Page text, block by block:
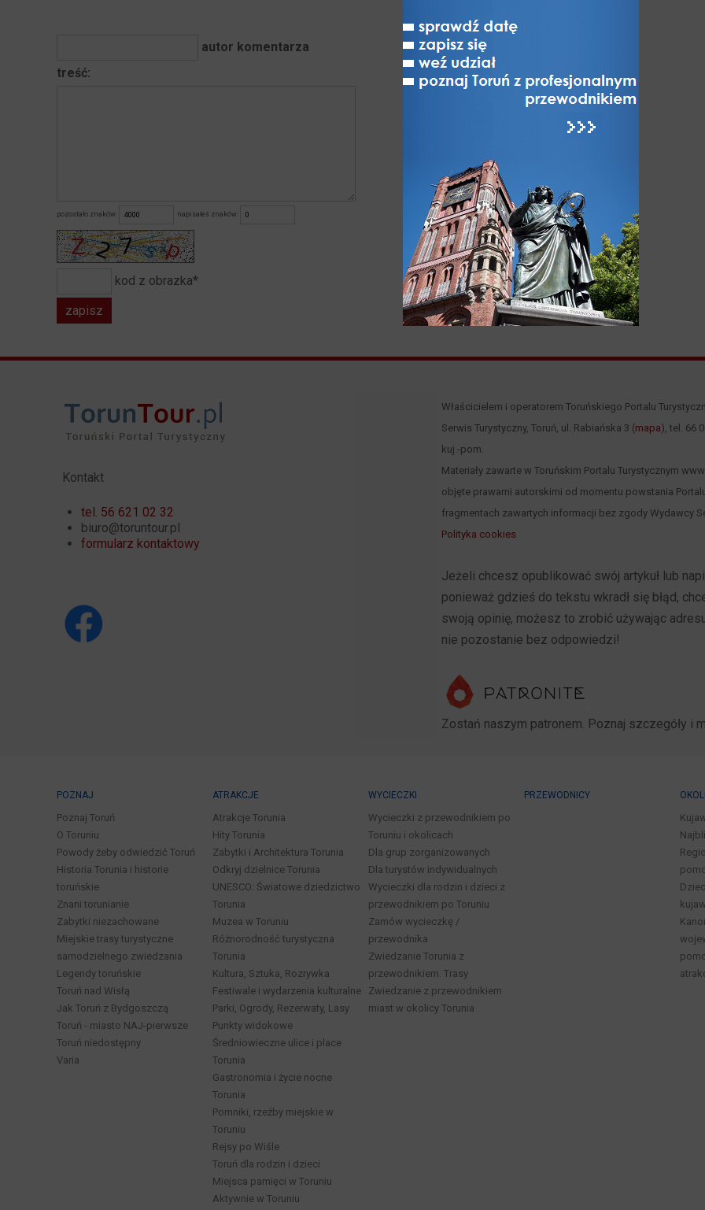
autor komentarza
treść:
pozostało znaków: napisałeś znaków:
kod z obrazka*
Kontakt
tel. 56 621 02 32
biuro@toruntour.pl
formularz kontaktowy
Właścicielem i operatorem Toruńskiego Portalu
Serwis Turystyczny, Toruń, ul. Rabiańska 3 (mapa), tel. 66
kuj.-pom.
Materiały zawarte w Toruńskim Portalu Turystycznym
objęte prawami autorskimi od momentu powstania
fragmentach zawartych informacji bez zgody Wydawcy
Polityka cookies
Jeżeli chcesz opublikować swój artykuł lub
ponieważ gdzieś do tekstu wkradł się błąd,
swoją opinię, możesz to zrobić używając
nie pozostanie bez odpowiedzi!
Zostań naszym patronem. Poznaj szczegóły i
POZNAJ
Poznaj Toruń
O Toruniu
Powody żeby odwiedzić Toruń
Historia Torunia i historie
toruńskie
Znani torunianie
Zabytki niezachowane
Miejskie trasy turystyczne
samodzielnego zwiedzania
Legendy toruńskie
Toruń nad Wisłą
Jak Toruń z Bydgoszczą
Toruń - miasto NAJ-pierwsze
Toruń niedostępny
Varia
ATRAKCJE
Atrakcje Torunia
Hity Torunia
Zabytki i Architektura Torunia
Odkryj dzielnice Torunia
UNESCO: Światowe dziedzictwo
Torunia
Muzea w Toruniu
Różnorodność turystyczna
Torunia
Kultura, Sztuka, Rozrywka
Festiwale i wydarzenia kulturalne
Parki, Ogrody, Rezerwaty, Lasy
Punkty widokowe
Średniowieczne ulice i place
Torunia
Gastronomia i życie nocne
Torunia
Pomniki, rzeźby miejskie w
Toruniu
Rejsy po Wiśle
Toruń dla rodzin i dzieci
Miejsca pamięci w Toruniu
Aktywnie w Toruniu
WYCIECZKI
Wycieczki z przewodnikiem po
Toruniu i okolicach
Dla grup zorganizowanych
Dla turystów indywidualnych
Wycieczki dla rodzin i dzieci z
przewodnikiem po Toruniu
Zamów wycieczkę /
przewodnika
Zwiedzanie Torunia z
przewodnikiem. Trasy
Zwiedzanie z przewodnikiem
miast w okolicy Torunia
PRZEWODNICY